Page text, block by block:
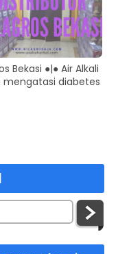
Bekasi ●|● Air Alkali
mengatasi diabetes